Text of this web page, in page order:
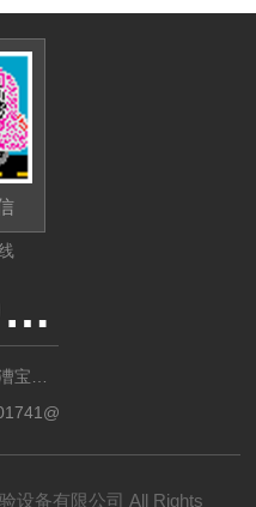
18917303529
宝路
上海
设备有限公司 All Rights